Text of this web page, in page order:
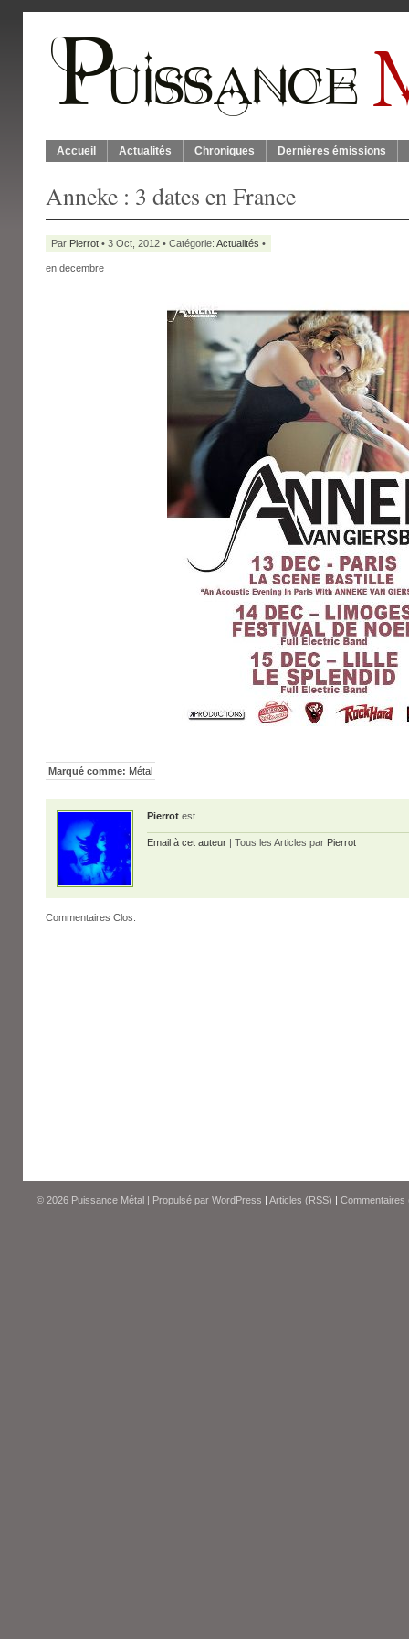
Accueil Actualités Chroniques Dernières émissions
Anneke : 3 dates en France
Par Pierrot • 3 Oct, 2012 • Catégorie: Actualités •
en decembre
Marqué comme: Métal
Pierrot est
Email à cet auteur | Tous les Articles par Pierrot
Commentaires Clos.
© 2026 Puissance Métal | Propulsé par WordPress | Articles (RSS) | Commentaires